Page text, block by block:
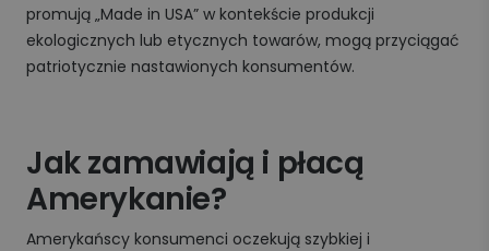
promują „Made in USA” w kontekście produkcji
ekologicznych lub etycznych towarów, mogą przyciągać
patriotycznie nastawionych konsumentów.
Jak zamawiają i płacą
Amerykanie?
Amerykańscy konsumenci oczekują szybkiej i